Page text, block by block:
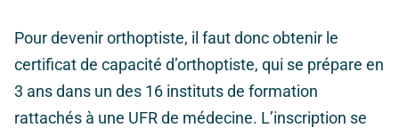
Pour devenir orthoptiste, il faut donc obtenir le
certificat de capacité d’orthoptiste, qui se prépare en
3 ans dans un des 16 instituts de formation
rattachés à une UFR de médecine. L’inscription se